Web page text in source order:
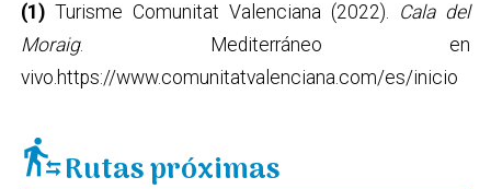
(1)Turisme Comunitat Valenciana (2022). Cala del
Moraig. Mediterráneo en
vivo.https://www.comunitatvalenciana.com/es/inicio
transfer_within_a_stationRutas próximas